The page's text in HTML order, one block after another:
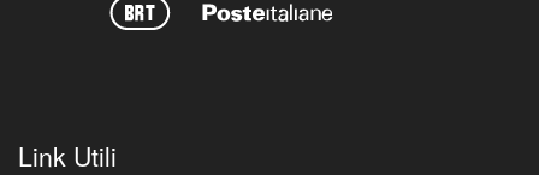
Link Utili